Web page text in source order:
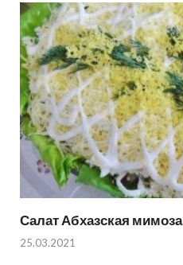
Салат Абхазская мимоза
25.03.2021